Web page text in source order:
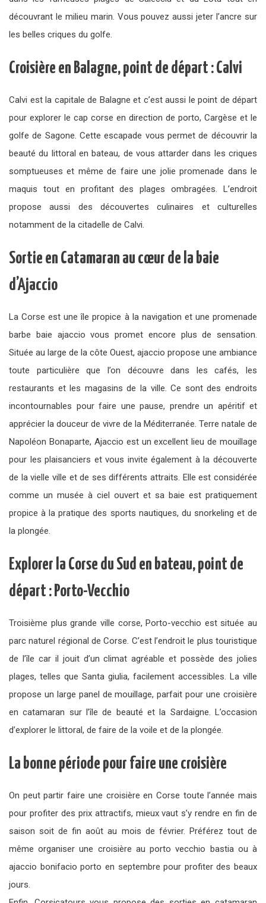
découvrant le milieu marin. Vous pouvez aussi jeter l’ancre sur
les belles criques du golfe.
Croisière en Balagne, point de départ : Calvi
Calvi est la capitale de Balagne et c’est aussi le point de départ
pour explorer le cap corse en direction de porto, Cargèse et le
golfe de Sagone. Cette escapade vous permet de découvrir la
beauté du littoral en bateau, de vous attarder dans les criques
somptueuses et même de faire une jolie promenade dans le
maquis tout en profitant des plages ombragées. L’endroit
propose aussi des découvertes culinaires et culturelles
notamment de la citadelle de Calvi.
Sortie en Catamaran au cœur de la baie
d’Ajaccio
La Corse est une île propice à la navigation et une promenade
barbe baie ajaccio vous promet encore plus de sensation.
Située au large de la côte Ouest, ajaccio propose une ambiance
toute particulière que l’on découvre dans les cafés, les
restaurants et les magasins de la ville. Ce sont des endroits
incontournables pour faire une pause, prendre un apéritif et
apprécier la douceur de vivre de la Méditerranée. Terre natale de
Napoléon Bonaparte, Ajaccio est un excellent lieu de mouillage
pour les plaisanciers et vous invite également à la découverte
de la vielle ville et de ses différents attraits. Elle est considérée
comme un musée à ciel ouvert et sa baie est pratiquement
propice à la pratique des sports nautiques, du snorkeling et de
la plongée.
Explorer la Corse du Sud en bateau, point de
départ : Porto-Vecchio
Troisième plus grande ville corse, Porto-vecchio est située au
parc naturel régional de Corse. C’est l’endroit le plus touristique
de l’île car il jouit d’un climat agréable et possède des jolies
plages, telles que Santa giulia, facilement accessibles. La ville
propose un large panel de mouillage, parfait pour une croisière
en catamaran sur l’île de beauté et la Sardaigne. L’occasion
d’explorer le littoral, de faire de la voile et de la plongée.
La bonne période pour faire une croisière
On peut partir faire une croisière en Corse toute l’année mais
pour profiter des prix attractifs, mieux vaut s’y rendre en fin de
saison soit de fin août au mois de février. Préférez tout de
même organiser une croisière au porto vecchio bastia ou à
ajaccio bonifacio porto en septembre pour profiter des beaux
jours.